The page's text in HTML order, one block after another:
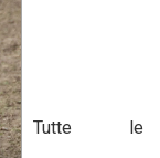
Tutte le